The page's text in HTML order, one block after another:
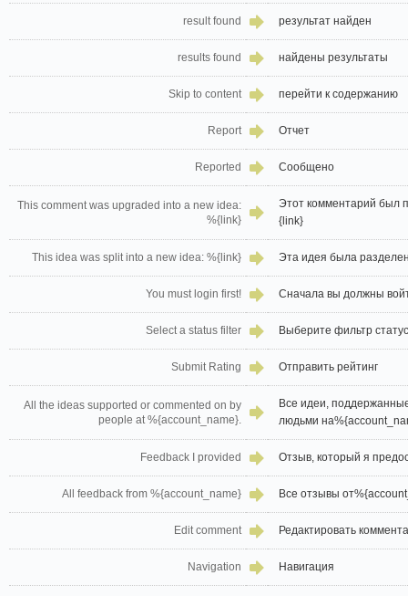
result found результат найден
results found найдены результаты
Skip to content перейти к содержанию
Report Отчет
Reported Сообщено
This comment was upgraded into a new idea:
%{link}
Этот комментарий был
{link}
This idea was split into a new idea: %{link} Эта идея была
You must login first! Сначала вы должны
Select a status filter Выберите фильтр
Submit Rating Отправить рейтинг
All the ideas supported or commented on by
people at %{account_name}.
Все идеи,
людьми
Feedback I provided Отзыв, который я
All feedback from %{account_name} Все отзывы
Edit comment Редактировать
Navigation Навигация